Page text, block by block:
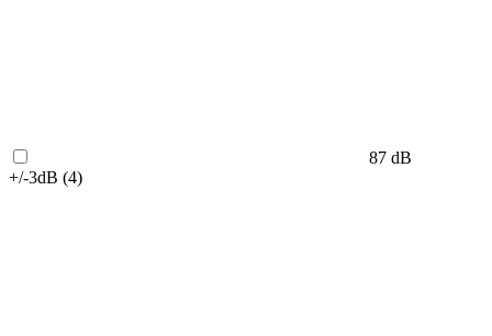
87 dB
+/-3dB (4)